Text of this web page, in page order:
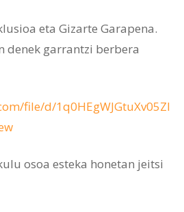
eta Gizarte Garapena.
denek garrantzi berbera
file/d/1q0HEgWJGtuXv05ZI
osoa esteka honetan jeitsi